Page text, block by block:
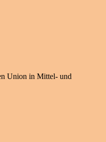
Union in Mittel- und